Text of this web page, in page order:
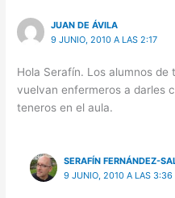
JUAN DE ÁVILA
9 JUNIO, 2010 A LAS 2:17
Hola Serafín. Los alumnos de
vuelvan enfermeros a darles
teneros en el aula.
SERAFÍN FERNÁNDEZ-
9 JUNIO, 2010 A LAS 3:36